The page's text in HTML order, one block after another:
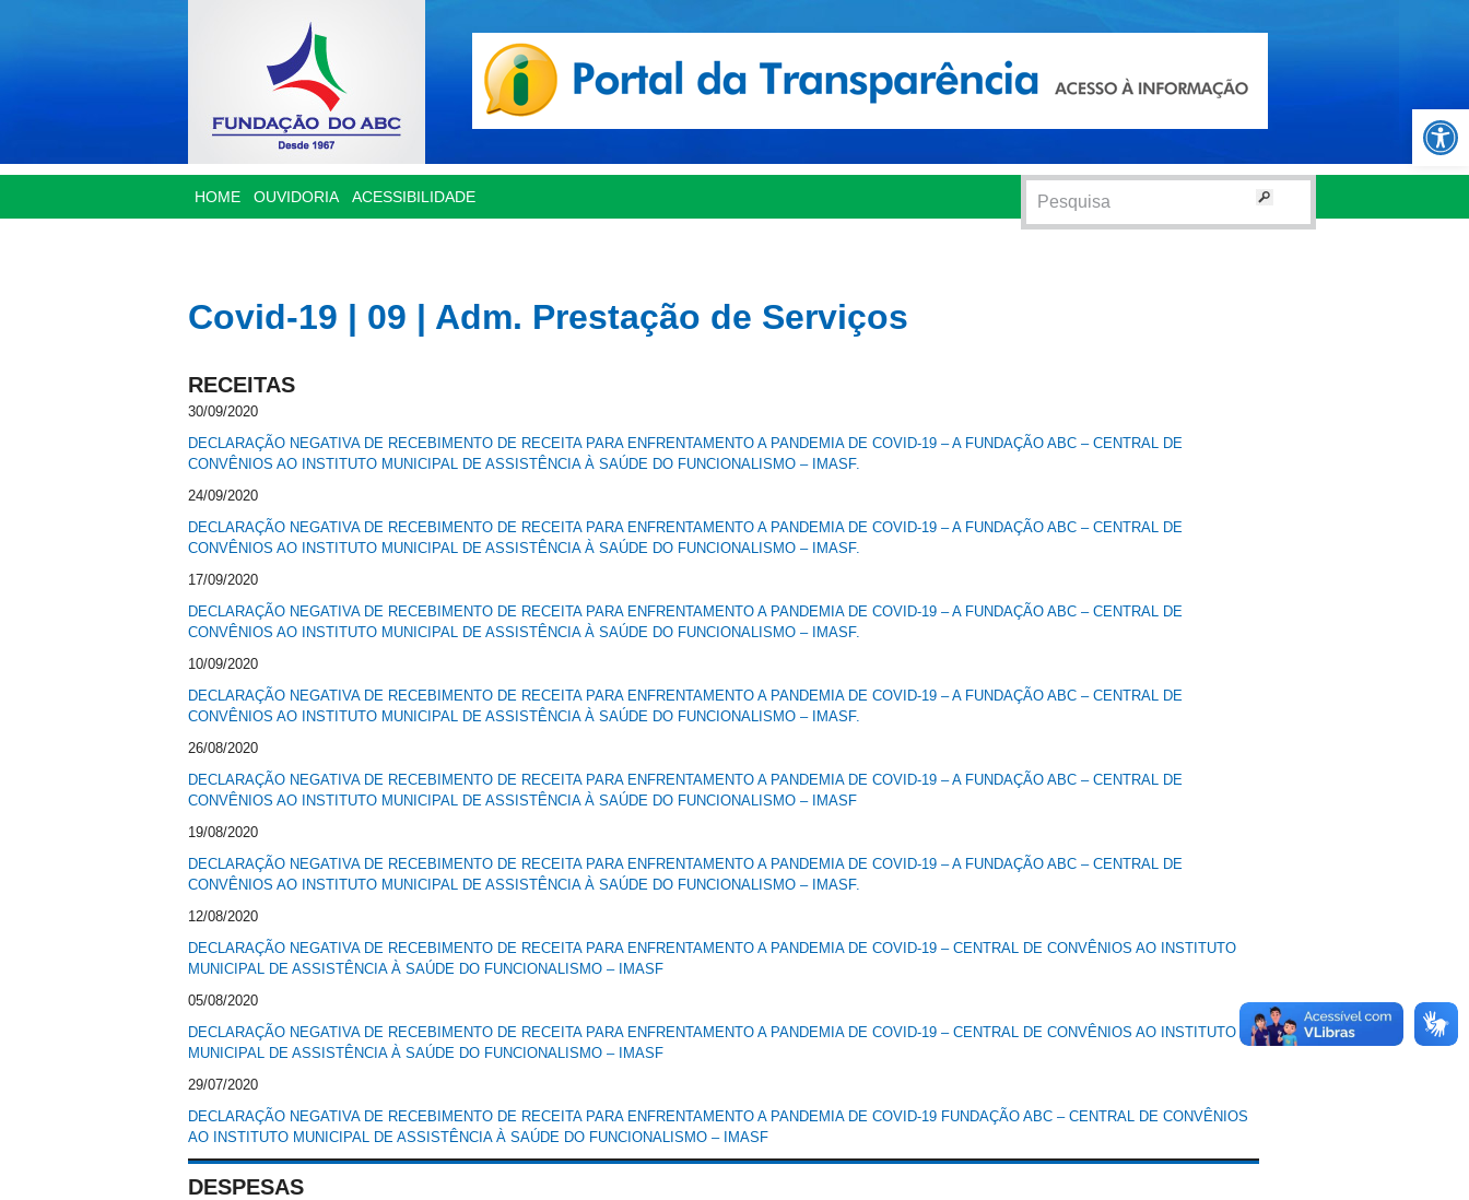
Abrir
HOME OUVIDORIA ACESSIBILIDADE
Covid-19 | 09 | Adm. Prestação de Serviços
RECEITAS
30/09/2020
DECLARAÇÃO NEGATIVA DE RECEBIMENTO DE RECEITA PARA ENFRENTAMENTO A PANDEMIA DE COVID-19 – A FUNDAÇÃO ABC – CENTRAL DE
CONVÊNIOS AO INSTITUTO MUNICIPAL DE ASSISTÊNCIA À SAÚDE DO FUNCIONALISMO – IMASF.
24/09/2020
DECLARAÇÃO NEGATIVA DE RECEBIMENTO DE RECEITA PARA ENFRENTAMENTO A PANDEMIA DE COVID-19 – A FUNDAÇÃO ABC – CENTRAL DE
CONVÊNIOS AO INSTITUTO MUNICIPAL DE ASSISTÊNCIA À SAÚDE DO FUNCIONALISMO – IMASF.
17/09/2020
DECLARAÇÃO NEGATIVA DE RECEBIMENTO DE RECEITA PARA ENFRENTAMENTO A PANDEMIA DE COVID-19 – A FUNDAÇÃO ABC – CENTRAL DE
CONVÊNIOS AO INSTITUTO MUNICIPAL DE ASSISTÊNCIA À SAÚDE DO FUNCIONALISMO – IMASF.
10/09/2020
DECLARAÇÃO NEGATIVA DE RECEBIMENTO DE RECEITA PARA ENFRENTAMENTO A PANDEMIA DE COVID-19 – A FUNDAÇÃO ABC – CENTRAL DE
CONVÊNIOS AO INSTITUTO MUNICIPAL DE ASSISTÊNCIA À SAÚDE DO FUNCIONALISMO – IMASF.
26/08/2020
DECLARAÇÃO NEGATIVA DE RECEBIMENTO DE RECEITA PARA ENFRENTAMENTO A PANDEMIA DE COVID-19 – A FUNDAÇÃO ABC – CENTRAL DE
CONVÊNIOS AO INSTITUTO MUNICIPAL DE ASSISTÊNCIA À SAÚDE DO FUNCIONALISMO – IMASF
19/08/2020
DECLARAÇÃO NEGATIVA DE RECEBIMENTO DE RECEITA PARA ENFRENTAMENTO A PANDEMIA DE COVID-19 – A FUNDAÇÃO ABC – CENTRAL DE
CONVÊNIOS AO INSTITUTO MUNICIPAL DE ASSISTÊNCIA À SAÚDE DO FUNCIONALISMO – IMASF.
12/08/2020
DECLARAÇÃO NEGATIVA DE RECEBIMENTO DE RECEITA PARA ENFRENTAMENTO A PANDEMIA DE COVID-19 – CENTRAL DE CONVÊNIOS AO INSTITUTO
MUNICIPAL DE ASSISTÊNCIA À SAÚDE DO FUNCIONALISMO – IMASF
05/08/2020
DECLARAÇÃO NEGATIVA DE RECEBIMENTO DE RECEITA PARA ENFRENTAMENTO A PANDEMIA DE COVID-19 – CENTRAL DE CONVÊNIOS AO INSTITUTO
MUNICIPAL DE ASSISTÊNCIA À SAÚDE DO FUNCIONALISMO – IMASF
29/07/2020
DECLARAÇÃO NEGATIVA DE RECEBIMENTO DE RECEITA PARA ENFRENTAMENTO A PANDEMIA DE COVID-19 FUNDAÇÃO ABC – CENTRAL DE CONVÊNIOS
AO INSTITUTO MUNICIPAL DE ASSISTÊNCIA À SAÚDE DO FUNCIONALISMO – IMASF
DESPESAS